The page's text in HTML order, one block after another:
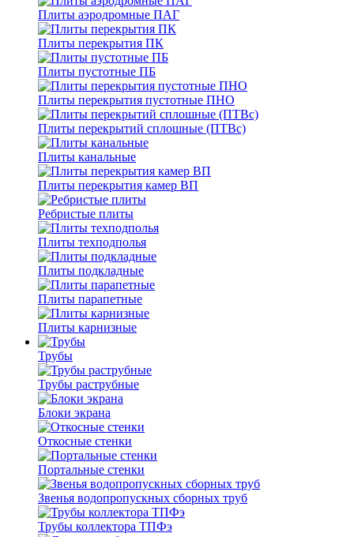
Плиты аэродромные ПАГ
Плиты перекрытия ПК
Плиты пустотные ПБ
Плиты перекрытия пустотные ПНО
Плиты перекрытий сплошные (ПТВс)
Плиты канальные
Плиты перекрытия камер ВП
Ребристые плиты
Плиты техподполья
Плиты подкладные
Плиты парапетные
Плиты карнизные
Трубы
Трубы раструбные
Блоки экрана
Откосные стенки
Портальные стенки
Звенья водопропускных сборных труб
Трубы коллектора ТПФэ